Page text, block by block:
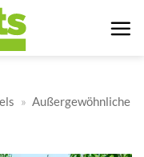
» Außergewöhnliche